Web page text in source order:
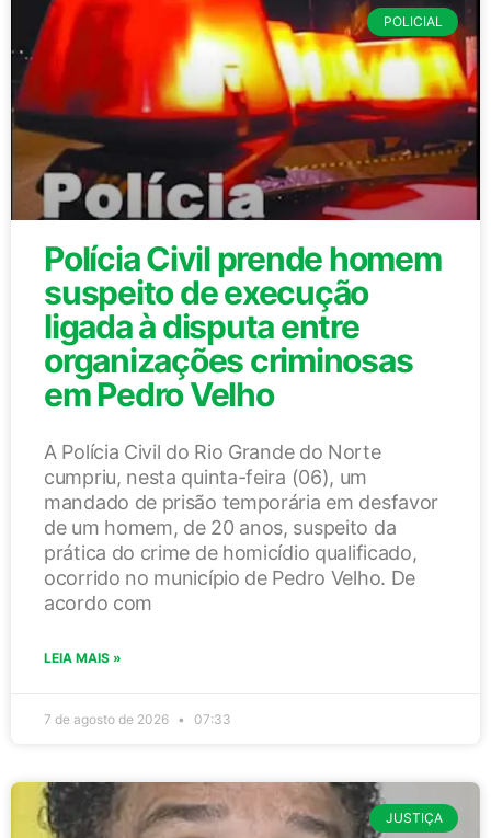
POLICIAL
Polícia Civil prende homem
suspeito de execução
ligada à disputa entre
organizações criminosas
em Pedro Velho
A Polícia Civil do Rio Grande do Norte
cumpriu, nesta quinta-feira (06), um
mandado de prisão temporária em desfavor
de um homem, de 20 anos, suspeito da
prática do crime de homicídio qualificado,
ocorrido no município de Pedro Velho. De
acordo com
LEIA MAIS »
7 de agosto de 2026 07:33
JUSTIÇA